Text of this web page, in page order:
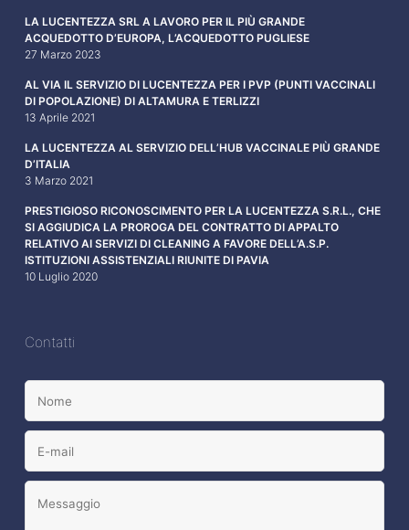
LA LUCENTEZZA SRL A LAVORO PER IL PIÙ GRANDE
ACQUEDOTTO D’EUROPA, L’ACQUEDOTTO PUGLIESE
27 Marzo 2023
AL VIA IL SERVIZIO DI LUCENTEZZA PER I PVP (PUNTI VACCINALI
DI POPOLAZIONE) DI ALTAMURA E TERLIZZI
13 Aprile 2021
LA LUCENTEZZA AL SERVIZIO DELL’HUB VACCINALE PIÙ GRANDE
D’ITALIA
3 Marzo 2021
PRESTIGIOSO RICONOSCIMENTO PER LA LUCENTEZZA S.R.L., CHE
SI AGGIUDICA LA PROROGA DEL CONTRATTO DI APPALTO
RELATIVO AI SERVIZI DI CLEANING A FAVORE DELL’A.S.P.
ISTITUZIONI ASSISTENZIALI RIUNITE DI PAVIA
10 Luglio 2020
Contatti